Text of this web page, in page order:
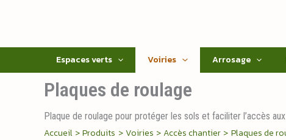
Espaces verts Voiries Arrosage
Plaques de roulage
Plaque de roulage pour protéger les sols et faciliter l’accès
Accueil Produits Voiries Accès chantier Plaques de